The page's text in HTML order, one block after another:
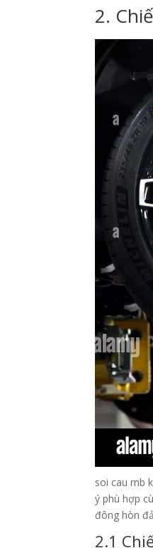
2.
soi cau mb
ý phù hợp
đông hòn
2.1